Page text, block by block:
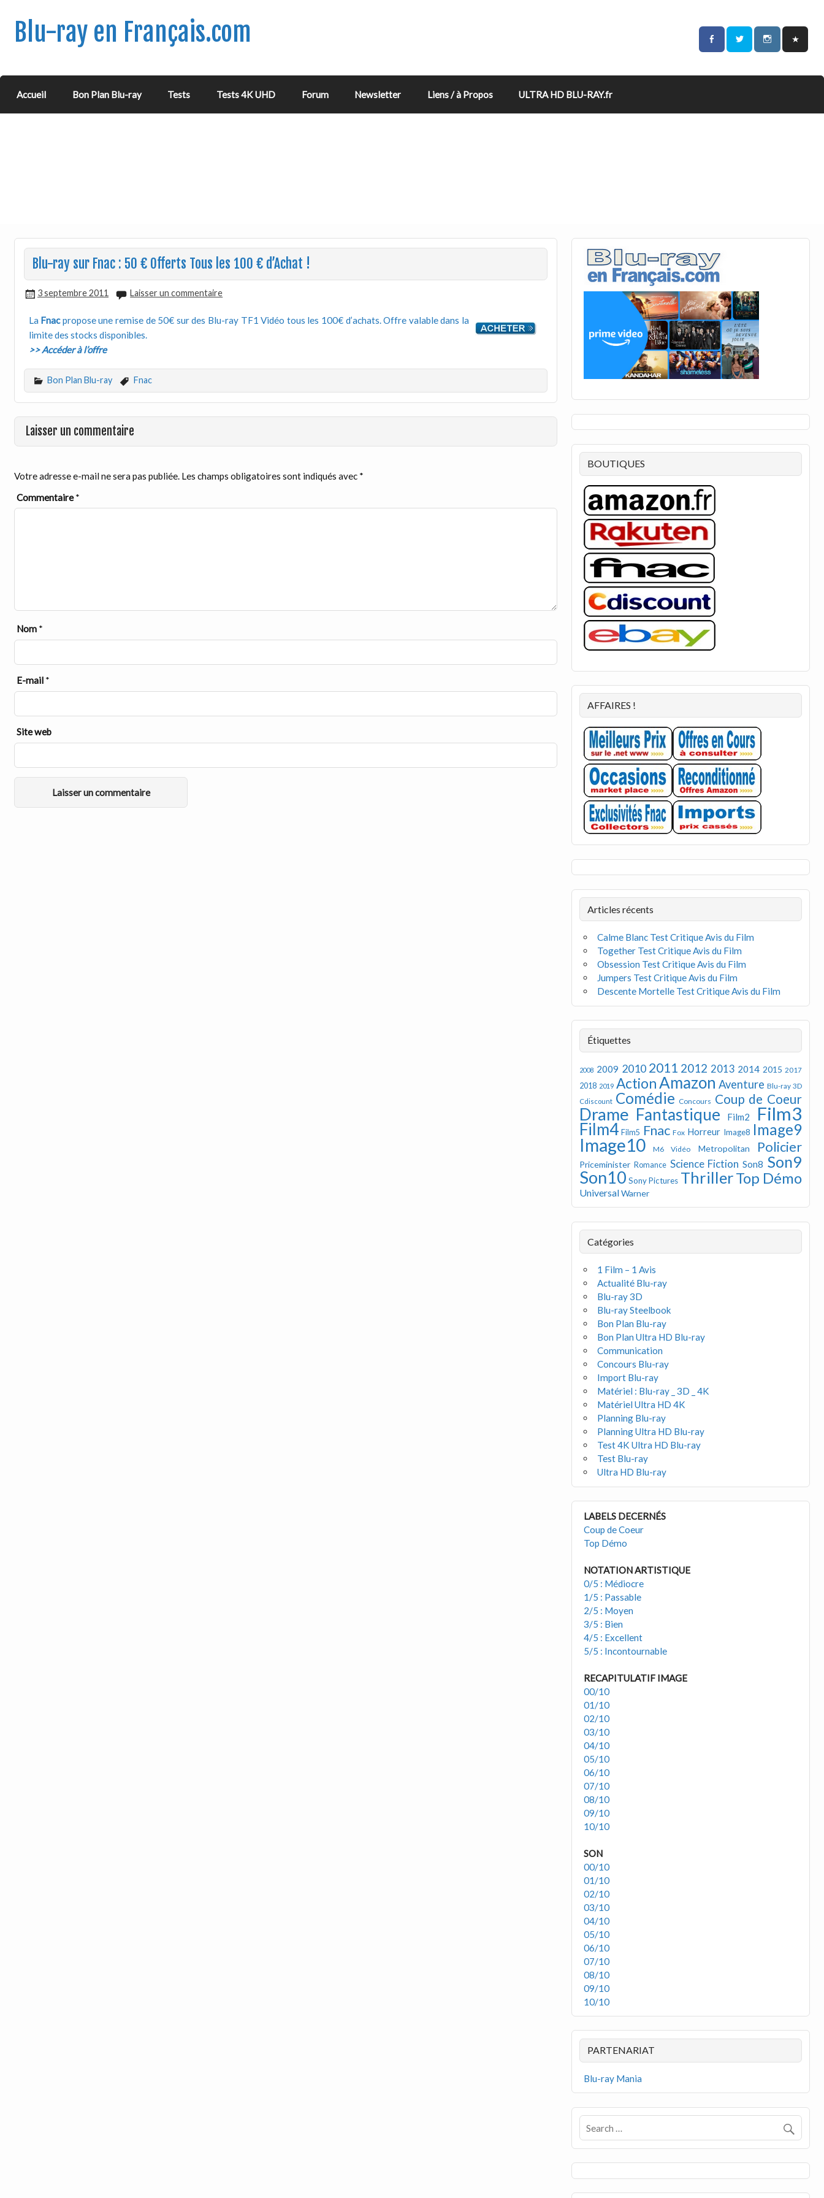
Blu-ray en Français.com
Accueil Bon Plan Blu-ray Tests Tests 4K UHD Forum Newsletter Liens / à Propos ULTRA HD BLU-RAY.fr
Blu-ray sur Fnac : 50 € Offerts Tous les 100 € d’Achat !
3 septembre 2011 Laisser un commentaire
La Fnacpropose une remise de 50€ sur des Blu-ray TF1 Vidéo tous les 100€ d’achats. Offre valable dans la
limite des stocks disponibles.
>> Accéder à l’offre
Bon Plan Blu-ray Fnac
Laisser un commentaire
Votre adresse e-mail ne sera pas publiée. Les champs obligatoires sont indiqués avec *
Commentaire*
Nom *
E-mail *
Site web
BOUTIQUES
AFFAIRES !
Articles récents
Calme Blanc Test Critique Avis du Film
Together Test Critique Avis du Film
Obsession Test Critique Avis du Film
Jumpers Test Critique Avis du Film
Descente Mortelle Test Critique Avis du Film
Étiquettes
2008 2009 2010 2011 2012 2013 2014 2015 2017
2018 2019 ActionAmazon Aventure Blu-ray 3D
Cdiscount Comédie Concours Coup de Coeur
Drame Fantastique Film2 Film3
Film4 Film5 Fnac Fox Horreur Image8 Image9
Image10 M6 Vidéo Metropolitan Policier
Priceminister Romance Science Fiction Son8 Son9
Son10 Sony Pictures ThrillerTop Démo
UniversalWarner
Catégories
1 Film – 1 Avis
Actualité Blu-ray
Blu-ray 3D
Blu-ray Steelbook
Bon Plan Blu-ray
Bon Plan Ultra HD Blu-ray
Communication
Concours Blu-ray
Import Blu-ray
Matériel : Blu-ray _ 3D _ 4K
Matériel Ultra HD 4K
Planning Blu-ray
Planning Ultra HD Blu-ray
Test 4K Ultra HD Blu-ray
Test Blu-ray
Ultra HD Blu-ray
LABELS DECERNÉS
Coup de Coeur
Top Démo
NOTATION ARTISTIQUE
0/5 : Médiocre
1/5 : Passable
2/5 : Moyen
3/5 : Bien
4/5 : Excellent
5/5 : Incontournable
RECAPITULATIF IMAGE
00/10
01/10
02/10
03/10
04/10
05/10
06/10
07/10
08/10
09/10
10/10
SON
00/10
01/10
02/10
03/10
04/10
05/10
06/10
07/10
08/10
09/10
10/10
PARTENARIAT
Blu-ray Mania